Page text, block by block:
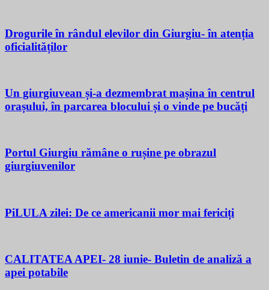
Drogurile în rândul elevilor din Giurgiu- în atenția
oficialităților
Un giurgiuvean și-a dezmembrat mașina în centrul
orașului, în parcarea blocului și o vinde pe bucăți
Portul Giurgiu rămâne o rușine pe obrazul
giurgiuvenilor
PiLULA zilei: De ce americanii mor mai fericiți
CALITATEA APEI- 28 iunie- Buletin de analiză a
apei potabile